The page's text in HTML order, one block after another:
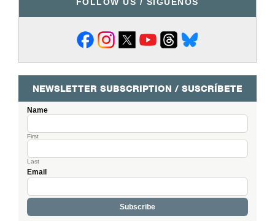
FOLLOW US / SÍGUENOS
NEWSLETTER SUBSCRIPTION / SUSCRÍBETE
Name
First
Last
Email